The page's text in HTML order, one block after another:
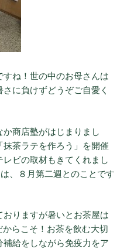
ね！世の中のお母さんは
に負けずどうぞご自愛く
商店塾がはじまりまし
茶ラテを作ろう」を開催
ビの取材もきてくれまし
、８月第二週とのことです
りますが暑いとお茶屋は
らこそ！お茶を飲む大切
給をしながら免疫力をア